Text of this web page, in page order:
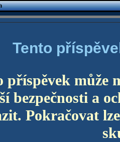
Tento
příspěvek může
bezpečnosti a
Pokračovat